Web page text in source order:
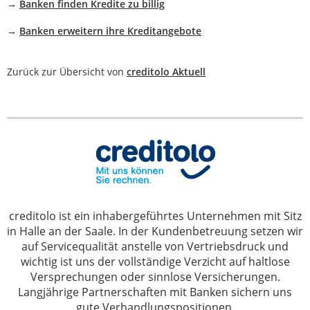
→ Banken finden Kredite zu billig
→ Banken erweitern ihre Kreditangebote
Zurück zur Übersicht von creditolo Aktuell
creditolo ist ein inhabergeführtes Unternehmen mit Sitz
in Halle an der Saale. In der Kundenbetreuung setzen wir
auf Servicequalität anstelle von Vertriebsdruck und
wichtig ist uns der vollständige Verzicht auf haltlose
Versprechungen oder sinnlose Versicherungen.
Langjährige Partnerschaften mit Banken sichern uns